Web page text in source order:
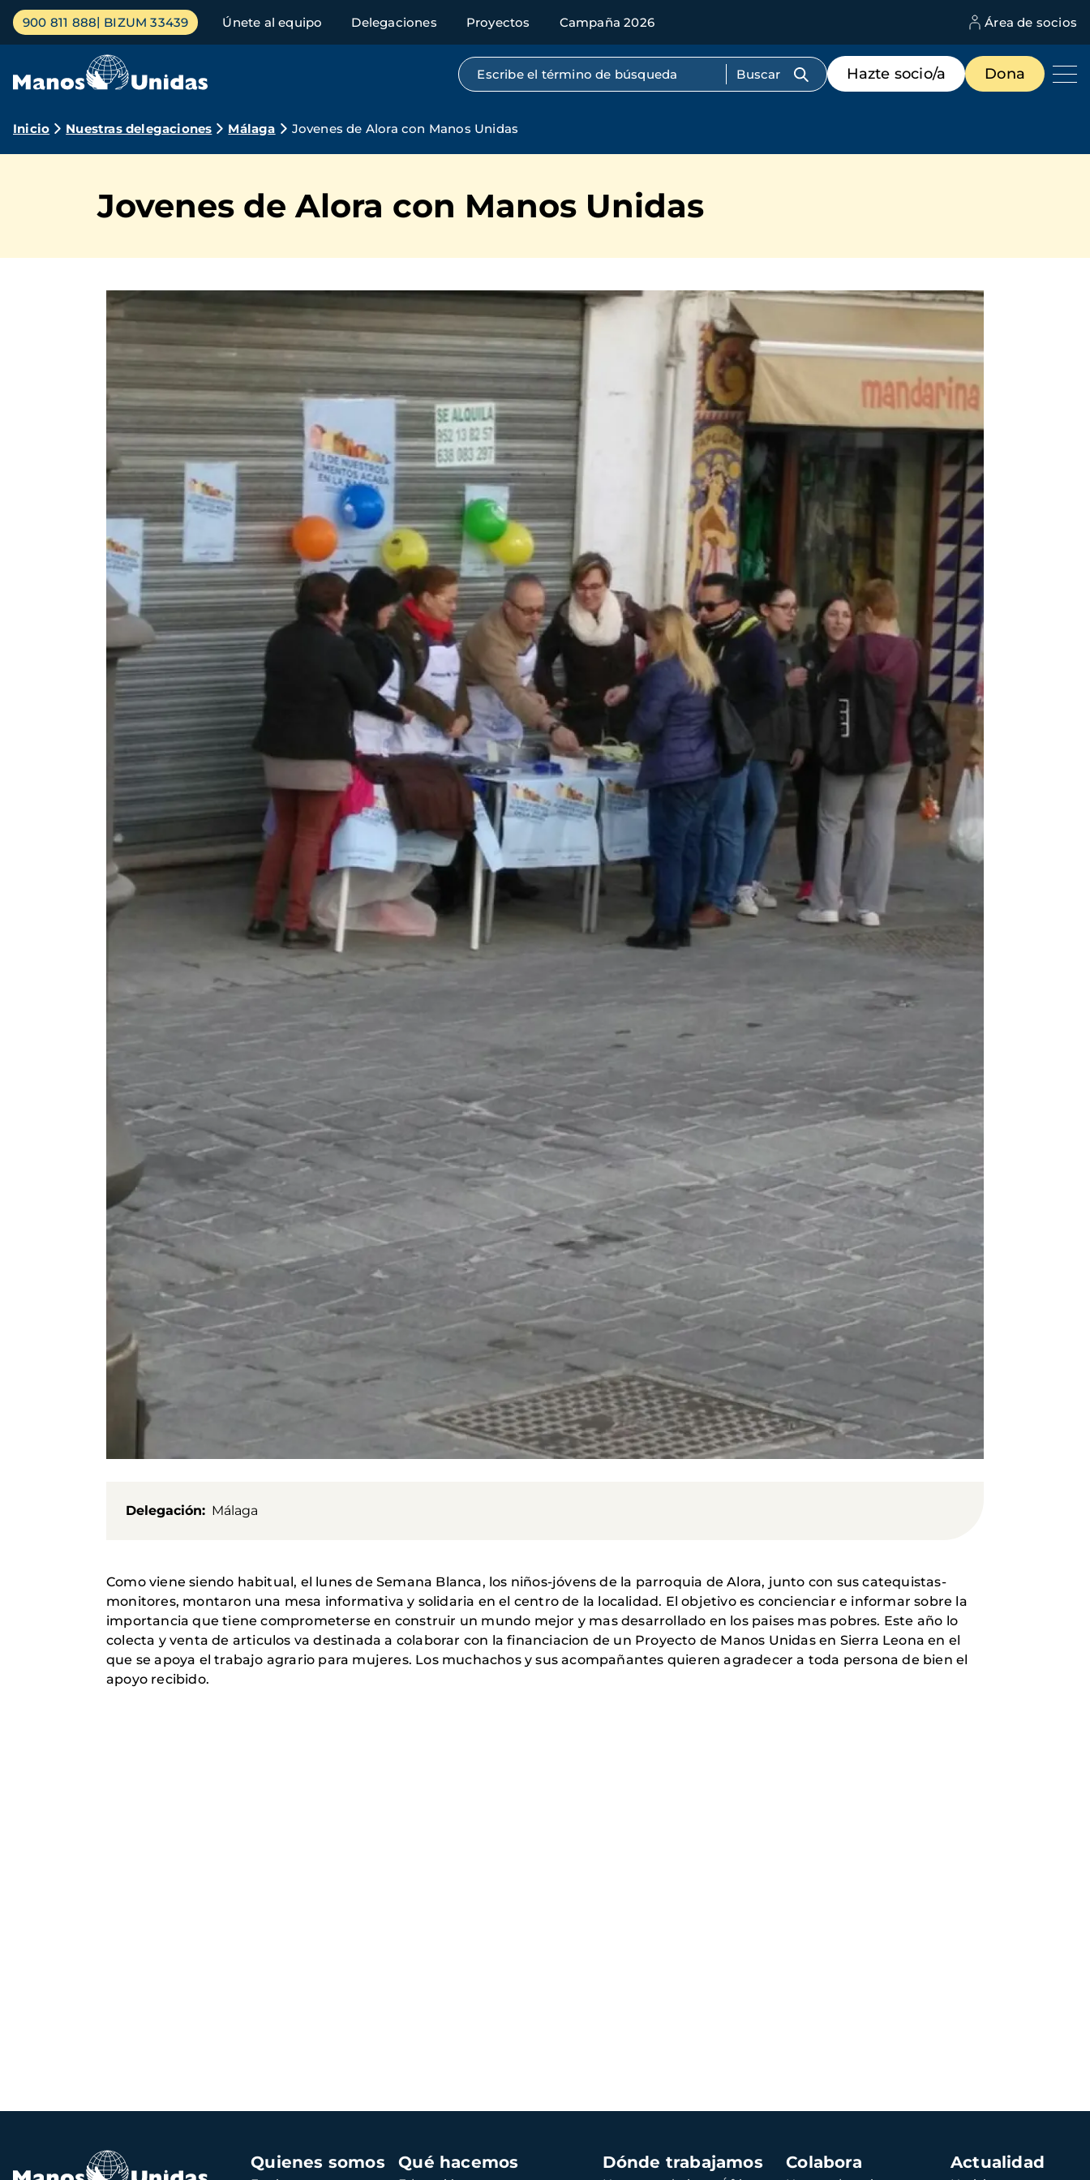
Pasar
contenido
Menú
principal
900 811 888 BIZUM 33439 Únete al equipo Delegaciones Proyectos Campaña 2026 Área de socios
Búsqueda por texto completo
Menú
de
destacados
Hazte socio/a Dona
Ruta
navegación
Inicio Nuestras delegaciones Málaga Jovenes de Alora con Manos Unidas
Jovenes de Alora con Manos Unidas
Delegación Málaga
Como viene siendo habitual, el lunes de Semana Blanca, los niños-jóvens de la parroquia de Alora, junto con sus catequistas-
monitores, montaron una mesa informativa y solidaria en el centro de la localidad. El objetivo es concienciar e informar sobre la
importancia que tiene comprometerse en construir un mundo mejor y mas desarrollado en los paises mas pobres. Este año lo
colecta y venta de articulos va destinada a colaborar con la financiacion de un Proyecto de Manos Unidas en Sierra Leona en el
que se apoya el trabajo agrario para mujeres. Los muchachos y sus acompañantes quieren agradecer a toda persona de bien el
apoyo recibido.
Navegación
principal
Quienes somos Qué hacemos Dónde trabajamos Colabora Actualidad